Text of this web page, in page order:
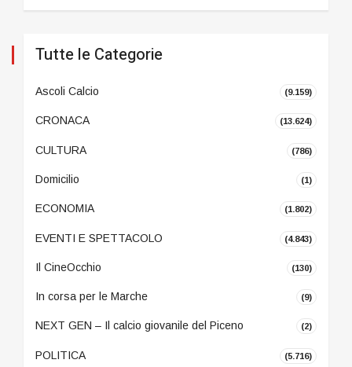
Tutte le Categorie
Ascoli Calcio (9.159)
CRONACA (13.624)
CULTURA (786)
Domicilio (1)
ECONOMIA (1.802)
EVENTI E SPETTACOLO (4.843)
Il CineOcchio (130)
In corsa per le Marche (9)
NEXT GEN – Il calcio giovanile del Piceno (2)
POLITICA (5.716)